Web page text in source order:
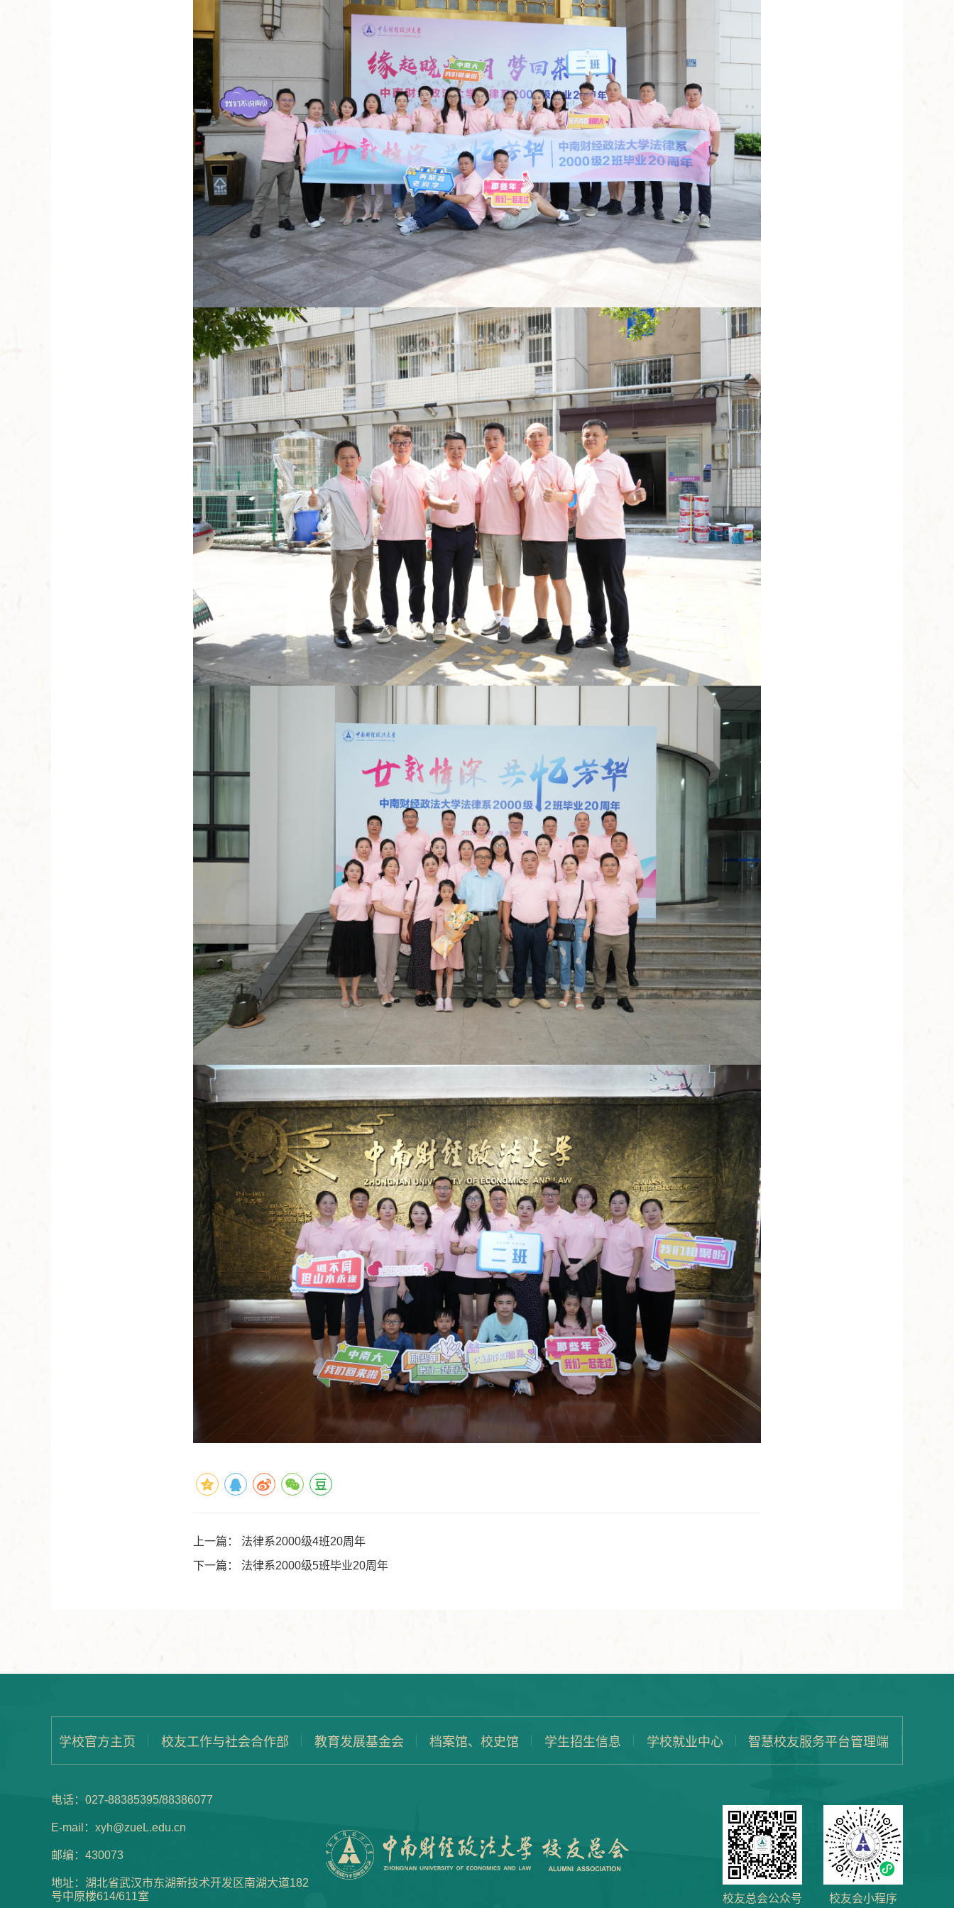
上一篇： 法律系2000级4班20周年
下一篇： 法律系2000级5班毕业20周年
学校官方主页 校友工作与社会合作部 教育发展基金会 档案馆、校史馆 学生招生信息 学校就业中心 智慧校友服务平台管理端
电话：027-88385395/88386077
E-mail：xyh@zueL.edu.cn
邮编：430073
地址：湖北省武汉市东湖新技术开发区南湖大道182
号中原楼614/611室
校友总会公众号 校友会小程序